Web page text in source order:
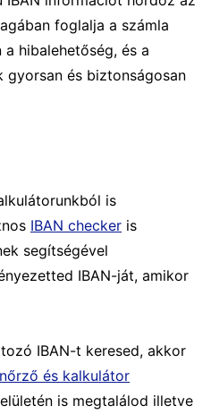
foglalja a számla
hibalehetőség, és a
és biztonságosan
is
IBAN checker is
segítségével
IBAN-ját, amikor
IBAN-t keresed, akkor
és kalkulátor
is megtalálod illetve